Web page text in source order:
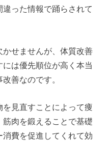
った情報で踊らされて
せませんが、体質改善
は優先順位が高く本当
善なのです。
見直すことによって痩
肉を鍛えることで基礎
費を促進してくれて効